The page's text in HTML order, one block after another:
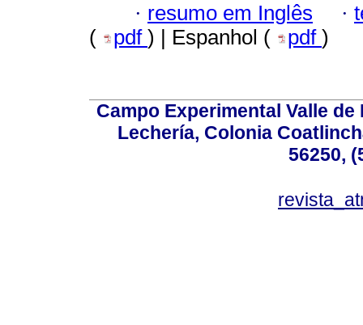
· resumo em Inglês ·
(
pdf ) | Espanhol ( pdf )
Campo Experimental Valle
Lechería, Colonia
56250,